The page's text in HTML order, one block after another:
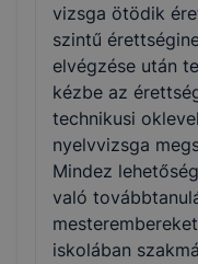
vizsga ötödik
szintű
elvégzése után
kézbe az
technikusi
nyelvvizsga
Mindez
való
iskolában